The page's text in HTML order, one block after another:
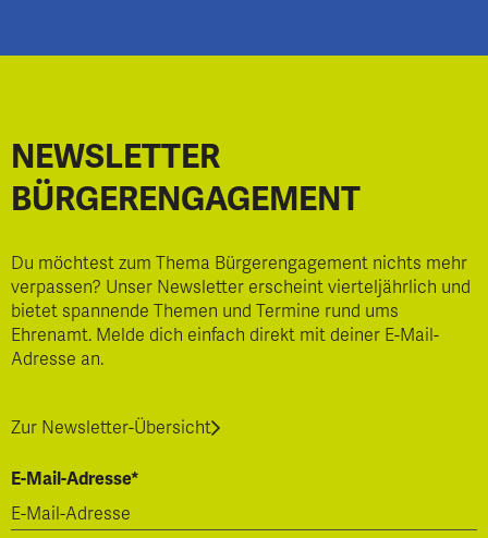
NEWSLETTER
BÜRGERENGAGEMENT
Du möchtest zum Thema Bürgerengagement nichts mehr
verpassen? Unser Newsletter erscheint vierteljährlich und
bietet spannende Themen und Termine rund ums
Ehrenamt. Melde dich einfach direkt mit deiner E-Mail-
Adresse an.
Zur Newsletter-Übersicht
E-Mail-Adresse*